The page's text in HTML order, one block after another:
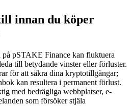
innan du köper
på pSTAKE Finance kan fluktuera
till betydande vinster eller förluster.
för att säkra dina kryptotillgångar;
kan resultera i permanent förlust.
med bedrägliga webbplatser, e-
som försöker stjäla